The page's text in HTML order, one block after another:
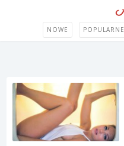
NOWE POPULARNE